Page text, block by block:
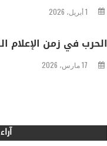
1 أبريل، 2026
الحرب في زمن الإعلام
17 مارس، 2026